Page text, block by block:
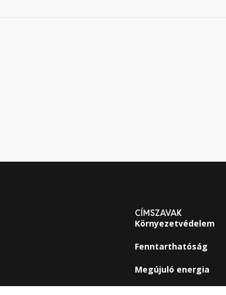
CÍMSZAVAK
Környezetvédelem
Fenntarthatóság
Megújuló energia